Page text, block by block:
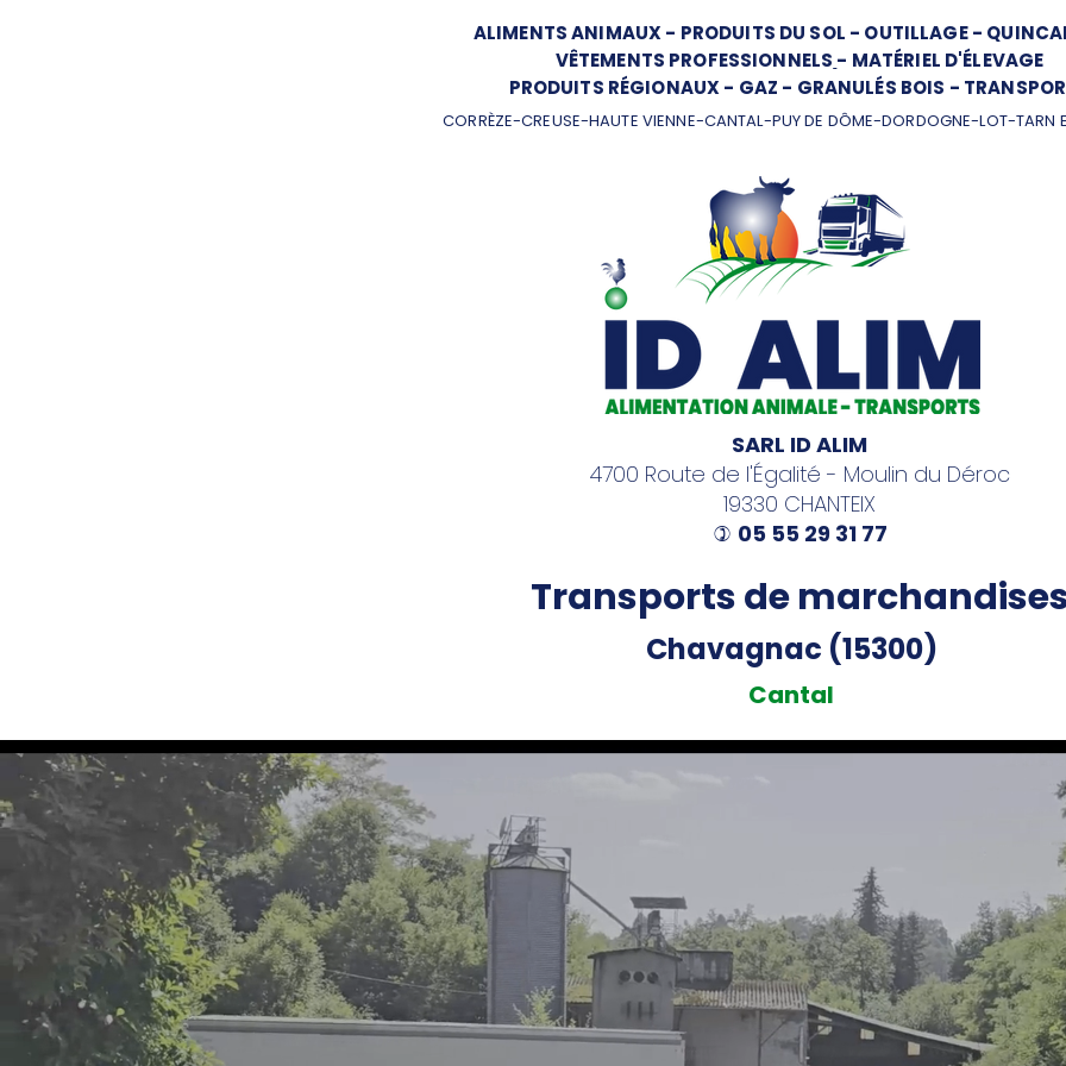
ALIMENTS ANIMAUX- PRODUITS DU SOL - OUTILLAGE-
VÊTEMENTS PROFESSIONNELS - MATÉRIEL D'ÉLEVAGE
PRODUITS RÉGIONAUX- GAZ - GRANULÉS BOIS -
CORRÈZE-CREUSE-HAUTE VIENNE-CANTAL-PUY DE DÔME-DORDOGNE-LOT-TARN
SARL ID ALIM
4700 Route de l'Égalité - Moulin du Déroc
19330 CHANTEIX
) 05 55 29 31 77
Transports de
Chavagnac (15300)
Cantal